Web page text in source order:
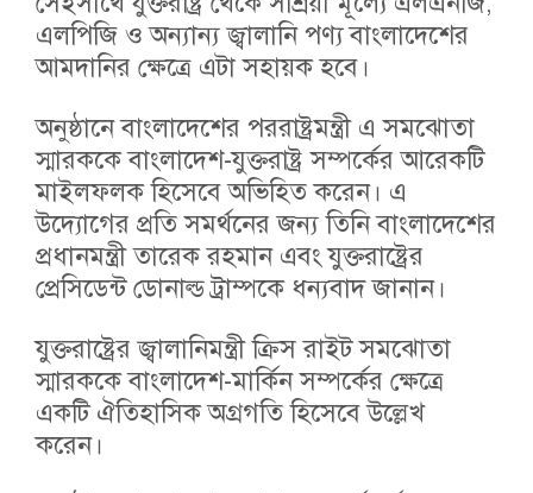
এলপিজি ও অন্যান্য জ্বালানি পণ্য বাংলাদেশের
আমদানির ক্ষেত্রে এটা সহায়ক হবে।
অনুষ্ঠানে বাংলাদেশের পররাষ্ট্রমন্ত্রী এ সমঝোতা
স্মারককে বাংলাদেশ-যুক্তরাষ্ট্র সম্পর্কের আরেকটি
মাইলফলক হিসেবে অভিহিত করেন। এ
উদ্যোগের প্রতি সমর্থনের জন্য তিনি বাংলাদেশের
প্রধানমন্ত্রী তারেক রহমান এবং যুক্তরাষ্ট্রের
প্রেসিডেন্ট ডোনাল্ড ট্রাম্পকে ধন্যবাদ জানান।
যুক্তরাষ্ট্রের জ্বালানিমন্ত্রী ক্রিস রাইট সমঝোতা
স্মারককে বাংলাদেশ-মার্কিন সম্পর্কের ক্ষেত্রে
একটি ঐতিহাসিক অগ্রগতি হিসেবে উল্লেখ
করেন।